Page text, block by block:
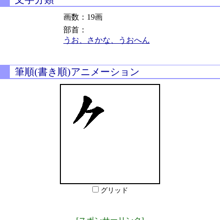
画数：19画
部首：
うお、さかな、うおへん
筆順(書き順)アニメーション
グリッド